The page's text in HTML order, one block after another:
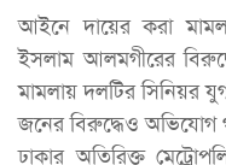
আইনে দায়ের করা
ইসলাম আলমগীরের
মামলায় দলটির সিনিয়র
জনের বিরুদ্ধেও
ঢাকার অতিরিক্ত